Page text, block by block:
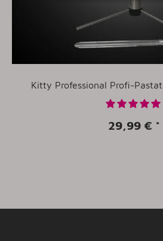
Kitty Professional Profi-
29,99 € *